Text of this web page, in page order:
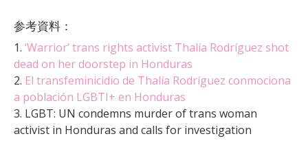
参考資料：
1. ‘Warrior’ trans rights activist Thalía Rodríguez shot
dead on her doorstep in Honduras
2. El transfeminicidio de Thalía Rodríguez conmociona
a población LGBTI+ en Honduras
3. LGBT: UN condemns murder of trans woman
activist in Honduras and calls for investigation